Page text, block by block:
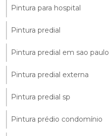
Pintura para hospital
Pintura predial
Pintura predial em sao paulo
Pintura predial externa
Pintura predial sp
Pintura prédio condomínio